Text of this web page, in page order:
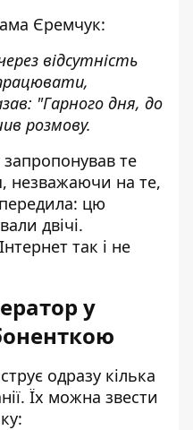
Єремчук:
відсутність
"Гарного дня, до
розмову.
те
незважаючи на те,
цю
двічі.
так і не
у
одразу кілька
Їх можна звести